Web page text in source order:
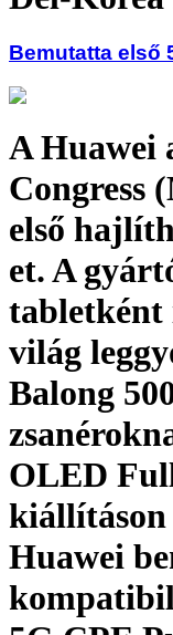
Bemutatta első
A Huawei
Congress
első
et. A
tabletként
világ
Balong
OLED
kiállításon
Huawei